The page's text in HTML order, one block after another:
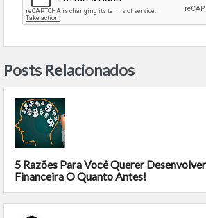
Posts Relacionados
5 Razões Para Você Querer
Financeira O Quanto Antes!